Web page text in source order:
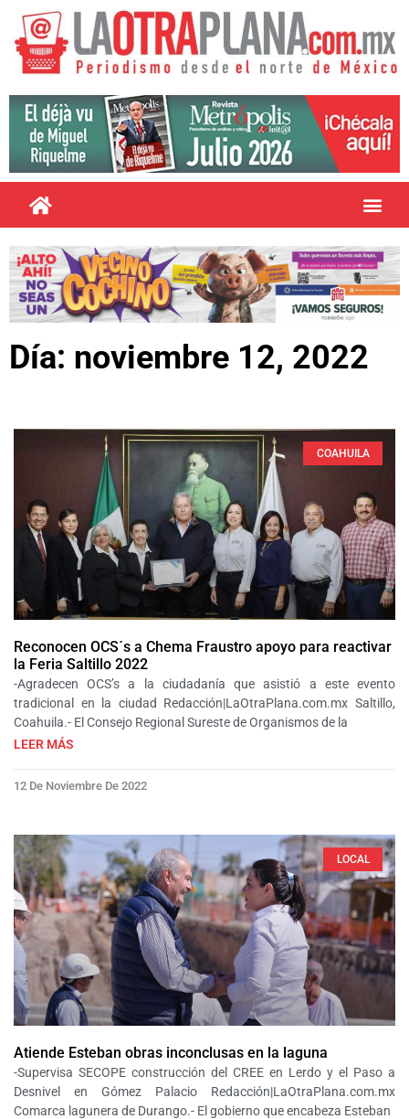
Día: noviembre 12, 2022
COAHUILA
Reconocen OCS´s a Chema Fraustro apoyo para reactivar
la Feria Saltillo 2022
-Agradecen OCS’s a la ciudadanía que asistió a este evento
tradicional en la ciudad Redacción|LaOtraPlana.com.mx Saltillo,
Coahuila.- El Consejo Regional Sureste de Organismos de la
LEER MÁS
12 De Noviembre De 2022
LOCAL
Atiende Esteban obras inconclusas en la laguna
-Supervisa SECOPE construcción del CREE en Lerdo y el Paso a
Desnivel en Gómez Palacio Redacción|LaOtraPlana.com.mx
Comarca lagunera de Durango.- El gobierno que encabeza Esteban